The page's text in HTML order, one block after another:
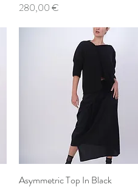
Preis
280,00 €
Schnellansicht
Asymmetric Top In Black